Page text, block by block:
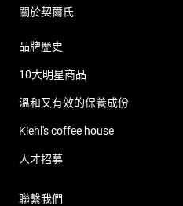
關於契爾氏
品牌歷史
10大明星商品
溫和又有效的保養成份
Kiehl's coffee house
人才招募
聯繫我們